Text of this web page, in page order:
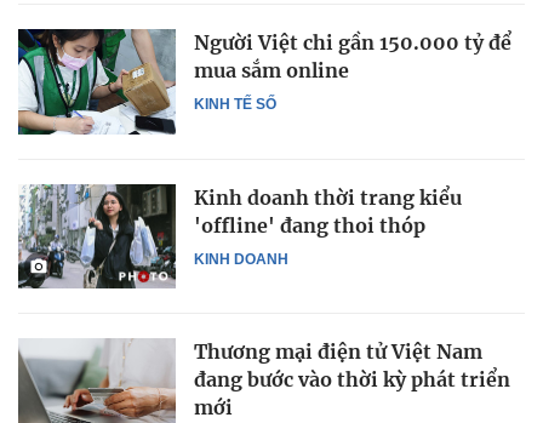
KINH TẾ SỐ
Người Việt chi gần 150.000 tỷ để
mua sắm online
KINH DOANH
Kinh doanh thời trang kiểu
'offline' đang thoi thóp
Thương mại điện tử Việt Nam
đang bước vào thời kỳ phát triển
mới